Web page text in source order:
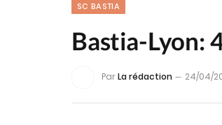
SC BASTIA
Bastia-Lyon:
ParLa rédaction 24/04/